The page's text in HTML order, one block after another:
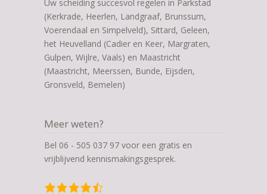
Uw scheiding succesvol regelen in Parkstad
(Kerkrade, Heerlen, Landgraaf, Brunssum,
Voerendaal en Simpelveld), Sittard, Geleen,
het Heuvelland (Cadier en Keer, Margraten,
Gulpen, Wijlre, Vaals) en Maastricht
(Maastricht, Meerssen, Bunde, Eijsden,
Gronsveld, Bemelen)
Meer weten?
Bel 06 - 505 037 97 voor een gratis en
vrijblijvend kennismakingsgesprek.
4,5